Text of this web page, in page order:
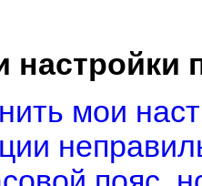
настройки
мои